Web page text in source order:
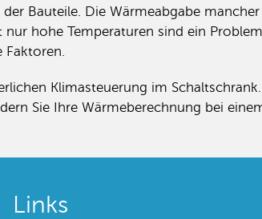
Bauteile. Die Wärmeabgabe
hohe Temperaturen sind ein
Faktoren.
Klimasteuerung im
Sie Ihre Wärmeberechnung bei
Links